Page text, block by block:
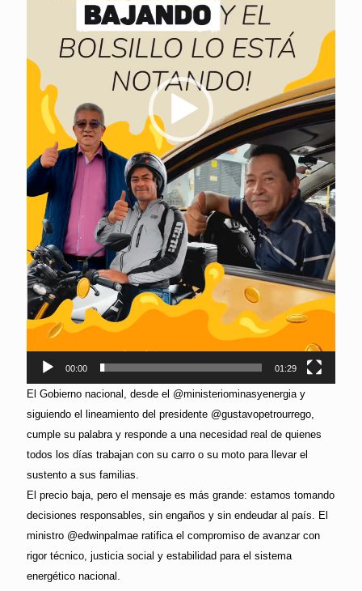
00:00 01:29
El Gobierno nacional, desde el @ministeriominasyenergia y
siguiendo el lineamiento del presidente @gustavopetrourrego,
cumple su palabra y responde a una necesidad real de quienes
todos los días trabajan con su carro o su moto para llevar el
sustento a sus familias.
El precio baja, pero el mensaje es más grande: estamos tomando
decisiones responsables, sin engaños y sin endeudar al país. El
ministro @edwinpalmae ratifica el compromiso de avanzar con
rigor técnico, justicia social y estabilidad para el sistema
energético nacional.